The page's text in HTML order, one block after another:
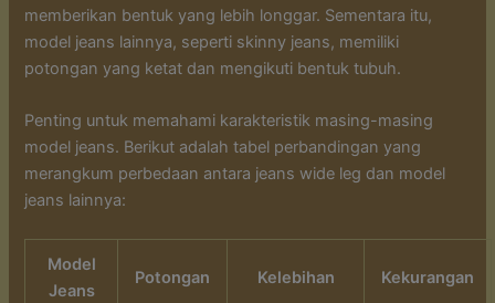
memberikan bentuk yang lebih longgar. Sementara itu,
model jeans lainnya, seperti skinny jeans, memiliki
potongan yang ketat dan mengikuti bentuk tubuh.
Penting untuk memahami karakteristik masing-masing
model jeans. Berikut adalah tabel perbandingan yang
merangkum perbedaan antara jeans wide leg dan model
jeans lainnya:
Model
Jeans
Potongan Kelebihan Kekurangan